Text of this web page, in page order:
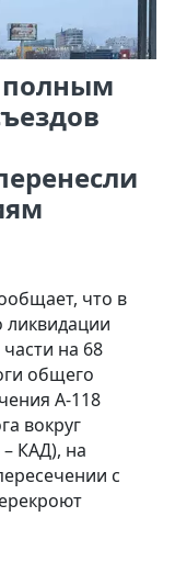
что в
ликвидации
на 68
общего
А-118
вокруг
КАД), на
с